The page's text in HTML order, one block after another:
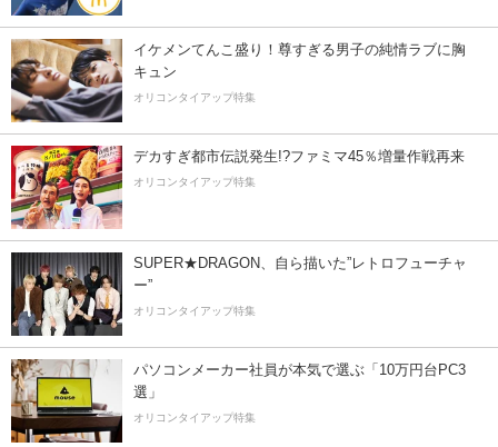
イケメンてんこ盛り！尊すぎる男子の純情ラブに胸
キュン
オリコンタイアップ特集
デカすぎ都市伝説発生!?ファミマ45％増量作戦再来
オリコンタイアップ特集
SUPER★DRAGON、自ら描いた”レトロフューチャ
ー”
オリコンタイアップ特集
パソコンメーカー社員が本気で選ぶ「10万円台PC3
選」
オリコンタイアップ特集